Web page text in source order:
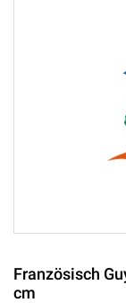
Französisch
cm